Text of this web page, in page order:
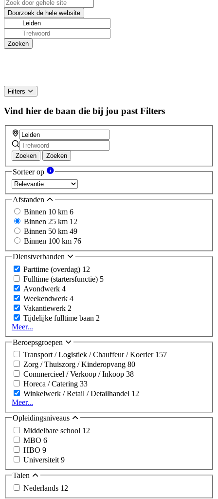
Filters
Vind hier de baan die bij jou past Filters
Zoeken Zoeken
Sorteer op
Afstanden
Binnen 10 km 6
Binnen 25 km 12
Binnen 50 km 49
Binnen 100 km 76
Dienstverbanden
Parttime (overdag) 12
Fulltime (startersfunctie) 5
Avondwerk 4
Weekendwerk 4
Vakantiewerk 2
Tijdelijke fulltime baan 2
Meer...
Beroepsgroepen
Transport / Logistiek / Chauffeur / Koerier 157
Zorg / Thuiszorg / Kinderopvang 80
Commercieel / Verkoop / Inkoop 38
Horeca / Catering 33
Winkelwerk / Retail / Detailhandel 12
Meer...
Opleidingsniveaus
Middelbare school 12
MBO 6
HBO 9
Universiteit 9
Talen
Nederlands 12